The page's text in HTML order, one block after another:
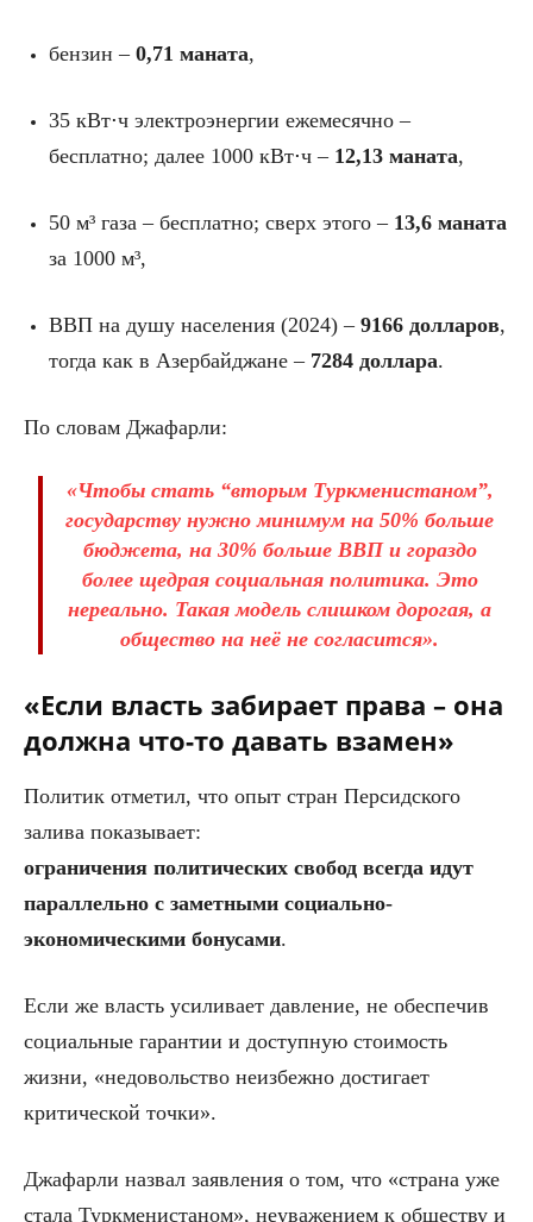
бензин – 0,71 маната,
35 кВт⋅ч электроэнергии ежемесячно –
бесплатно; далее 1000 кВт⋅ч – 12,13 маната,
50 м³ газа – бесплатно; сверх этого – 13,6 маната
за 1000 м³,
ВВП на душу населения (2024) – 9166 долларов,
тогда как в Азербайджане – 7284 доллара.
По словам Джафарли:
«Чтобы стать “вторым Туркменистаном”,
государству нужно минимум на 50% больше
бюджета, на 30% больше ВВП и гораздо
более щедрая социальная политика. Это
нереально. Такая модель слишком дорогая, а
общество на неё не согласится».
«Если власть забирает права – она
должна что-то давать взамен»
Политик отметил, что опыт стран Персидского
залива показывает:
ограничения политических свобод всегда идут
параллельно с заметными социально-
экономическими бонусами.
Если же власть усиливает давление, не обеспечив
социальные гарантии и доступную стоимость
жизни, «недовольство неизбежно достигает
критической точки».
Джафарли назвал заявления о том, что «страна уже
стала Туркменистаном», неуважением к обществу и